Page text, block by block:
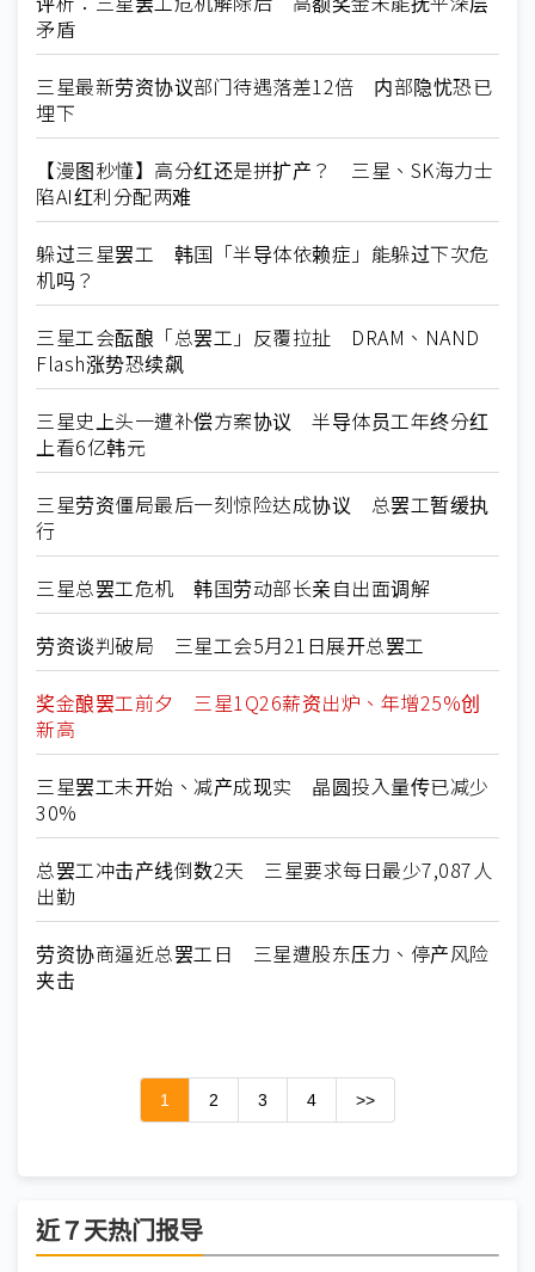
矛盾
三星最新劳资协议部门待遇落差12倍 内部隐忧恐已
埋下
【漫图秒懂】高分红还是拼扩产？ 三星、SK海力士
陷AI红利分配两难
躲过三星罢工 韩国「半导体依赖症」能躲过下次危
机吗？
三星工会酝酿「总罢工」反覆拉扯 DRAM、NAND
Flash涨势恐续飙
三星史上头一遭补偿方案协议 半导体员工年终分红
上看6亿韩元
三星劳资僵局最后一刻惊险达成协议 总罢工暂缓执
行
三星总罢工危机 韩国劳动部长亲自出面调解
劳资谈判破局 三星工会5月21日展开总罢工
奖金酿罢工前夕 三星1Q26薪资出炉、年增25%创
新高
三星罢工未开始、减产成现实 晶圆投入量传已减少
30%
总罢工冲击产线倒数2天 三星要求每日最少7,087人
出勤
劳资协商逼近总罢工日 三星遭股东压力、停产风险
夹击
1 2 3 4 >>
近７天热门报导